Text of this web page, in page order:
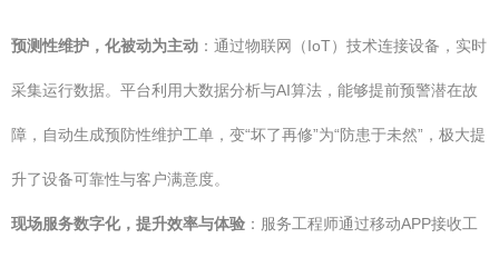
预测性维护，化被动为主动 ：通过物联网（IoT）技术连接设备，实时
采集运行数据。平台利用大数据分析与AI算法，能够提前预警潜在故
障，自动生成预防性维护工单，变“坏了再修”为“防患于未然”，极大提
升了设备可靠性与客户满意度。
现场服务数字化，提升效率与体验 ：服务工程师通过移动APP接收工